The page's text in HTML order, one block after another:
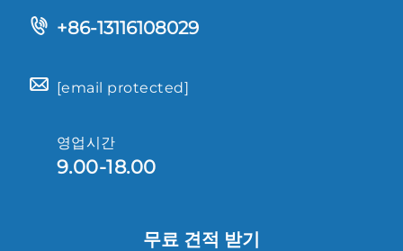
+86-13116108029
[email protected]
영업시간
9.00-18.00
무료 견적 받기